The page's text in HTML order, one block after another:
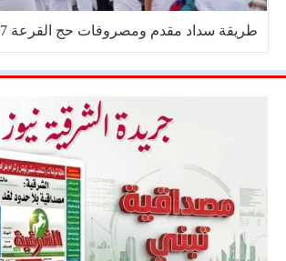
طريقة سداد مقدم ومصروفات حج القرعة 2027